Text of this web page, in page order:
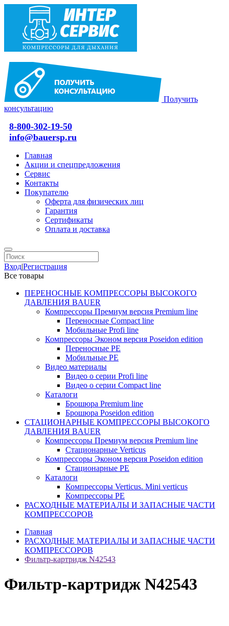
Получить
консультацию
8-800-302-19-50
info@bauersp.ru
Главная
Акции и спецпредложения
Сервис
Контакты
Покупателю
Оферта для физических лиц
Гарантия
Сертификаты
Оплата и доставка
Вход|Регистрация
Все товары
ПЕРЕНОСНЫЕ КОМПРЕССОРЫ ВЫСОКОГО
ДАВЛЕНИЯ BAUER
Компрессоры Премиум версия Premium line
Переносные Compact line
Мобильные Profi line
Компрессоры Эконом версия Poseidon edition
Переносные PE
Мобильные PE
Видео материалы
Видео о серии Profi line
Видео о серии Compact line
Каталоги
Брошюра Premium line
Брошюра Poseidon edition
СТАЦИОНАРНЫЕ КОМПРЕССОРЫ ВЫСОКОГО
ДАВЛЕНИЯ BAUER
Компрессоры Премиум версия Premium line
Стационарные Verticus
Компрессоры Эконом версия Poseidon edition
Стационарные PE
Каталоги
Компрессоры Verticus. Mini verticus
Компрессоры PE
РАСХОДНЫЕ МАТЕРИАЛЫ И ЗАПАСНЫЕ ЧАСТИ
КОМПРЕССОРОВ
Главная
РАСХОДНЫЕ МАТЕРИАЛЫ И ЗАПАСНЫЕ ЧАСТИ
КОМПРЕССОРОВ
Фильтр-картридж N42543
Фильтр-картридж N42543